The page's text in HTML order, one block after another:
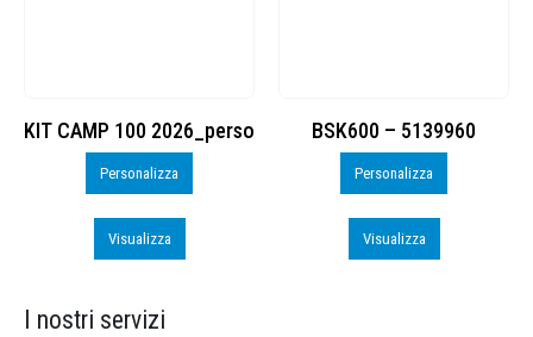
KIT CAMP 100 2026_perso
Personalizza
Visualizza
BSK600 – 5139960
Personalizza
Visualizza
I nostri servizi